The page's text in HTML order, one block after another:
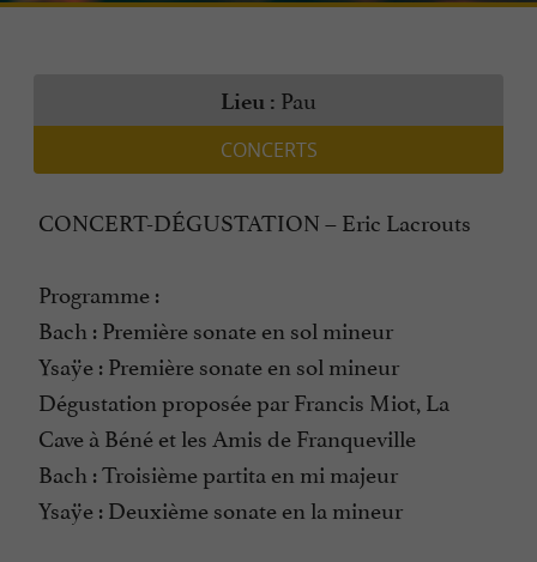
Lieu : Pau
CONCERTS
CONCERT-DÉGUSTATION – Eric Lacrouts
Programme :
Bach : Première sonate en sol mineur
Ysaÿe : Première sonate en sol mineur
Dégustation proposée par Francis Miot, La
Cave à Béné et les Amis de Franqueville
Bach : Troisième partita en mi majeur
Ysaÿe : Deuxième sonate en la mineur